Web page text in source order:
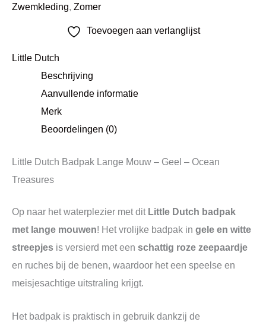
Zwemkleding Zomer
Toevoegen aan verlanglijst
Little Dutch
Beschrijving
Aanvullende informatie
Merk
Beoordelingen (0)
Little Dutch Badpak Lange Mouw – Geel – Ocean
Treasures
Op naar het waterplezier met dit Little Dutch badpak
met lange mouwen! Het vrolijke badpak in gele en witte
streepjes is versierd met een schattig roze zeepaardje
en ruches bij de benen, waardoor het een speelse en
meisjesachtige uitstraling krijgt.
Het badpak is praktisch in gebruik dankzij de